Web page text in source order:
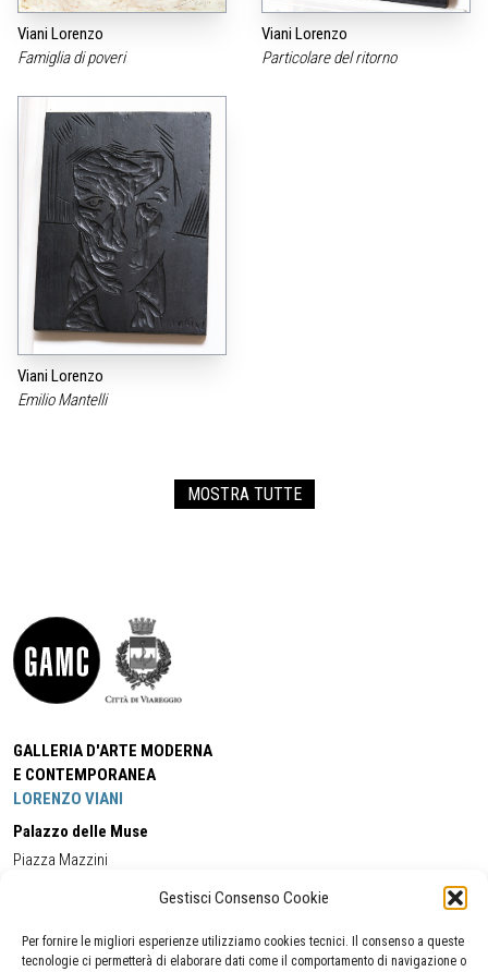
Gestisci Consenso Cookie
Per fornire le migliori esperienze utilizziamo cookies tecnici. Il consenso a queste
tecnologie ci permetterà di elaborare dati come il comportamento di navigazione o
Viani Lorenzo
Famiglia di poveri
Viani Lorenzo
Particolare del ritorno
Viani Lorenzo
Emilio Mantelli
MOSTRA TUTTE
GALLERIA D'ARTE MODERNA
E CONTEMPORANEA
LORENZO VIANI
Palazzo delle Muse
Piazza Mazzini
Cell:+39 338 5714978 (orario apertura Galleria)
Tel:
+39 0584 944580
(orario 09.00/13.00)
Email:gamc@comune.viareggio.lu.it